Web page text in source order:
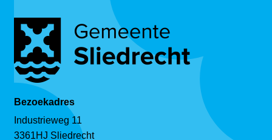
Bezoekadres
Industrieweg 11
3361HJ Sliedrecht